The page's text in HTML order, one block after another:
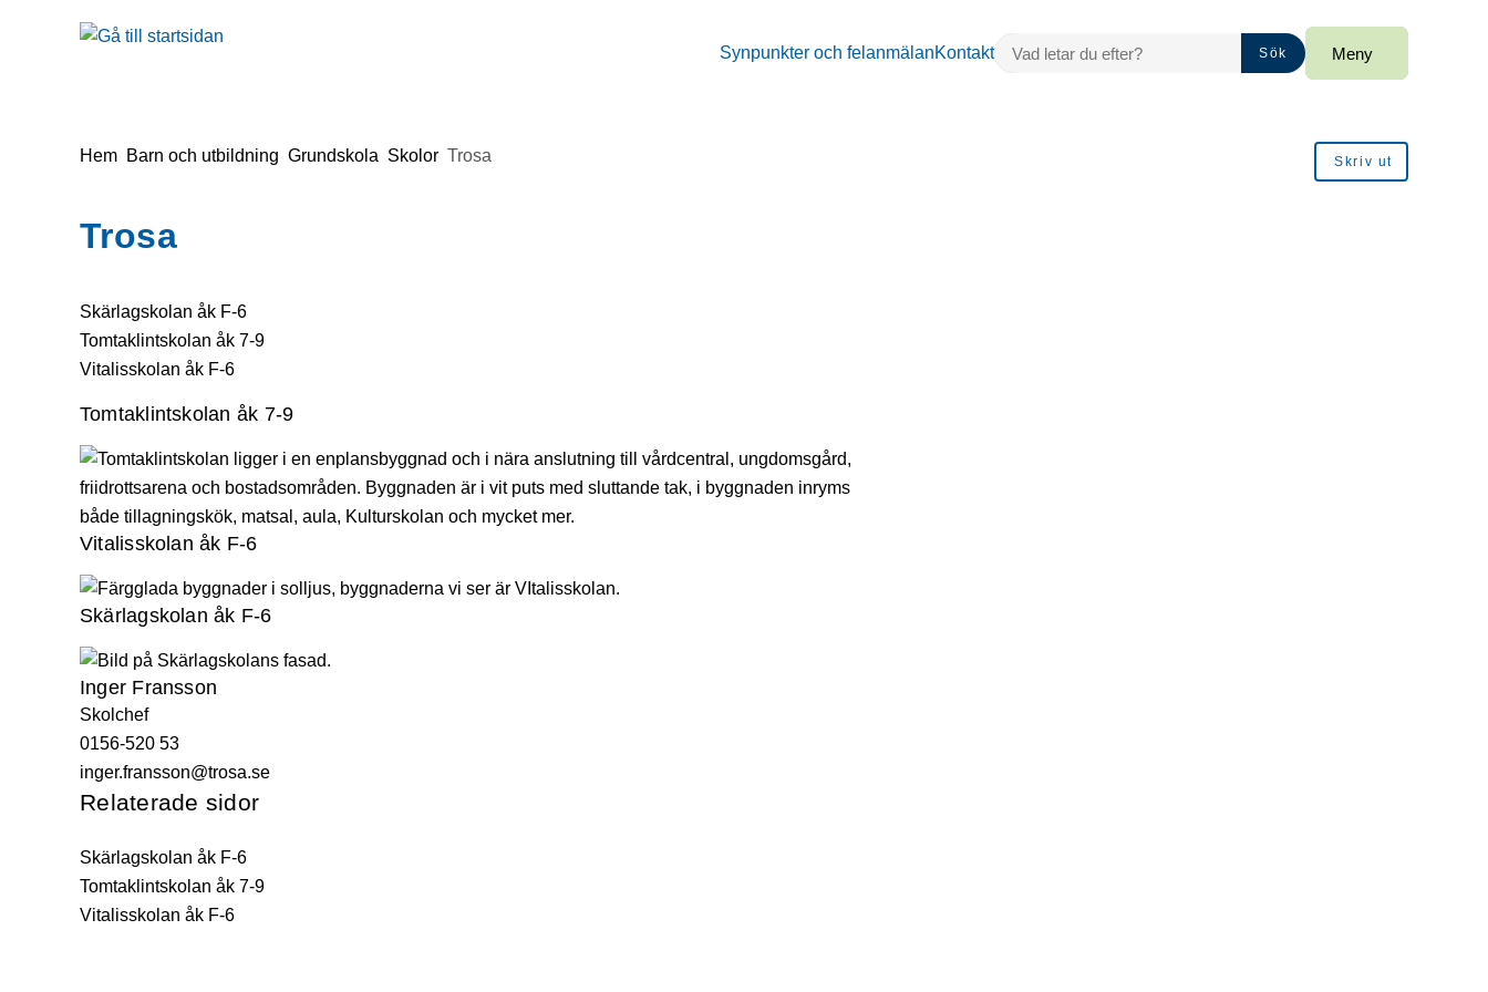
Gå till innehåll
till sidomeny
Synpunkter och felanmälanKontakt
VAD LETAR DU EFTER?
Sök
Meny
Du är här:
Hem Barn och utbildning Grundskola Skolor Trosa Skriv ut
Trosa
Skärlagskolan åk F-6
Tomtaklintskolan åk 7-9
Vitalisskolan åk F-6
Tomtaklintskolan åk 7-9
Vitalisskolan åk F-6
Skärlagskolan åk F-6
Inger Fransson
Skolchef
0156-520 53
inger.fransson@trosa.se
Relaterade sidor
Skärlagskolan åk F-6
Tomtaklintskolan åk 7-9
Vitalisskolan åk F-6